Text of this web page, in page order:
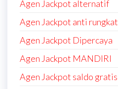
Agen Jackpot alternatif
Agen Jackpot anti rungkat
Agen Jackpot Dipercaya
Agen Jackpot MANDIRI
Agen Jackpot saldo gratis